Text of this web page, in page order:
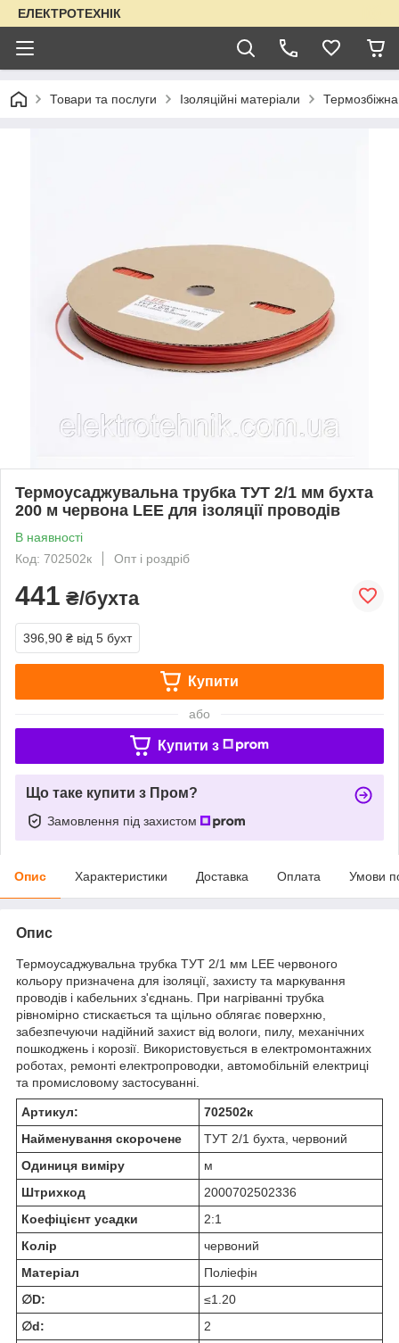
ЕЛЕКТРОТЕХНІК
Товари та послуги Ізоляційні матеріали
Термоусаджувальна трубка ТУТ 2/1 мм бухта
200 м червона LEE для ізоляції проводів
В наявності
Код: 702502к
Опт і роздріб
441 ₴/бухта
396,90 ₴ від 5 бухт
Купити
або
Купити з
Що таке купити з Пром?
Замовлення під захистом
Опис Характеристики Доставка Оплата Умови
Опис
Термоусаджувальна трубка ТУТ 2/1 мм LEE червоного
кольору призначена для ізоляції, захисту та маркування
проводів і кабельних з'єднань. При нагріванні трубка
рівномірно стискається та щільно облягає поверхню,
забезпечуючи надійний захист від вологи, пилу, механічних
пошкоджень і корозії. Використовується в електромонтажних
роботах, ремонті електропроводки, автомобільній електриці
та промисловому застосуванні.
Артикул:
702502к
Найменування скорочене
ТУТ 2/1 бухта, червоний
Одиниця виміру
м
Штрихкод
2000702502336
Коефіцієнт усадки
2:1
Колір
червоний
Матеріал
Поліефін
∅D:
≤1.20
∅d:
2